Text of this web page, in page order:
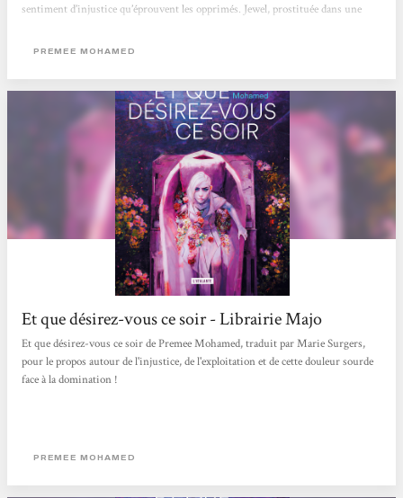
sentiment d’injustice qu’éprouvent les opprimés. Jewel, prostituée dans une
ses clients. Par miracle, la morte revient à la vie... Elles vont donc partir à la
PREMEE MOHAMED
Et que désirez-vous ce soir - Librairie Majo
Et que désirez-vous ce soir de Premee Mohamed, traduit par Marie Surgers,
pour le propos autour de l'injustice, de l'exploitation et de cette douleur sourde
face à la domination !
PREMEE MOHAMED